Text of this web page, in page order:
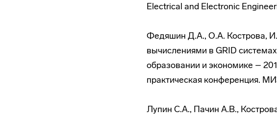
Electrical and Electronic
Федяшин Д.А., О.А. Кострова,
вычислениями в GRID
образовании и экономике –
практическая конференция.
Лупин С.А., Пачин А.В.,